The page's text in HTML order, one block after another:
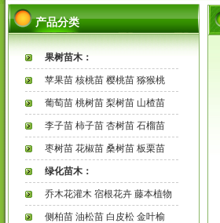
产品分类
果树苗木：
苹果苗 核桃苗 樱桃苗 猕猴桃
葡萄苗 桃树苗 梨树苗 山楂苗
李子苗 柿子苗 杏树苗 石榴苗
枣树苗 花椒苗 桑树苗 板栗苗
绿化苗木：
乔木花灌木 宿根花卉 藤本植物
侧柏苗 油松苗 白皮松 金叶榆